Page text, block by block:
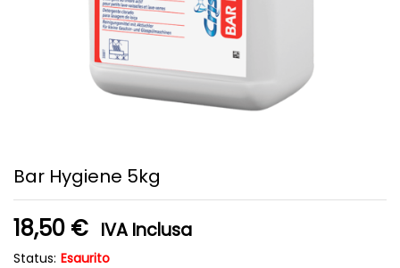
Bar Hygiene 5kg
18,50 € IVA Inclusa
Status: Esaurito